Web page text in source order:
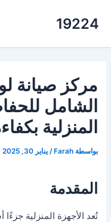
19224
مركز صيانة
الشامل
المنزلية
بواسطة Farah
/يناير 30, 2025
المقدمة
تُعد الأجهزة المنزلية